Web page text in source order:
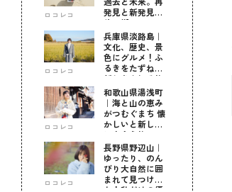
ロコレコ
発見と新発見の
待つ街へ
ロコレコ
兵庫県淡路島｜
文化、歴史、景
色にグルメ！ふ
るきをたずねて
新しきを知る旅
ロコレコ
和歌山県湯浅町
｜海と山の恵み
がつむぐまち 懐
かしいと新しい
に出会う旅
ロコレコ
長野県野辺山｜
ゆったり、のん
びり大自然に囲
まれて見つけ